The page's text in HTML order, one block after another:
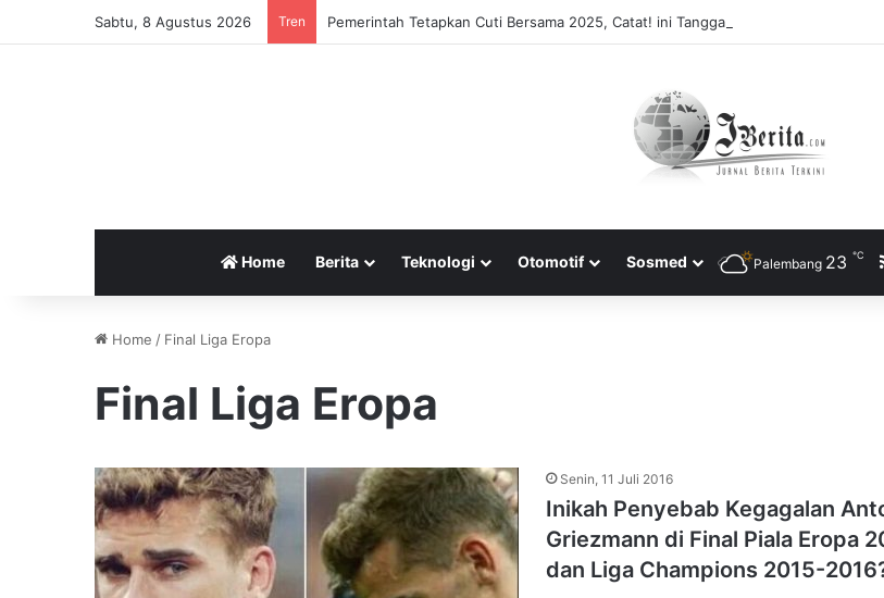
Sabtu, 8 Agustus 2026 Tren Pemerintah Tetapkan Cuti Bersama 2025, Catat! ini Tanggalnya
Home Berita Teknologi Otomotif Sosmed Palembang 23 ℃
Home / Final Liga Eropa
Final Liga Eropa
Senin, 11 Juli 2016
Inikah Penyebab Kegagalan
Griezmann di Final Piala Eropa
dan Liga Champions 2015-